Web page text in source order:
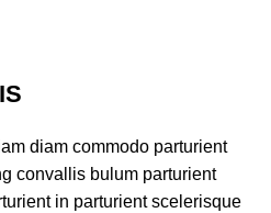
diam commodo parturient
convallis bulum parturient
in parturient scelerisque